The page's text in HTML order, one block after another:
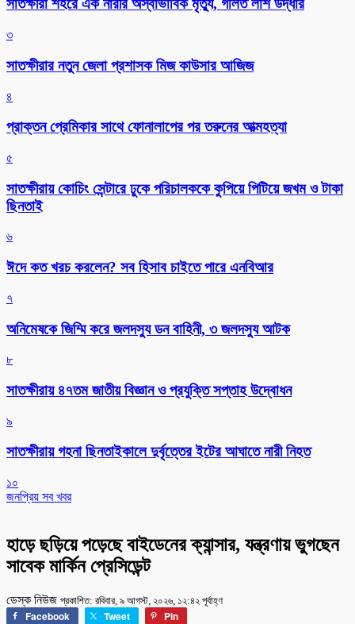
সাতক্ষীরা শহরে এক নারীর অস্বাভাবিক মৃত্যু, গলিত লাশ উদ্ধার
৩
সাতক্ষীরার নতুন জেলা প্রশাসক মিজ কাউসার আজিজ
৪
প্রাক্তন প্রেমিকার সাথে ফোনালাপের পর তরুনের আত্মহত্যা
৫
সাতক্ষীরায় কোচিং সেন্টারে ঢুকে পরিচালককে কুপিয়ে পিটিয়ে জখম ও টাকা
ছিনতাই
৬
ঈদে কত খরচ করলেন? সব হিসাব চাইতে পারে এনবিআর
৭
অনিমেষকে জিম্মি করে জলদস্যু ডন বাহিনী, ৩ জলদস্যু আটক
৮
সাতক্ষীরায় ৪৭তম জাতীয় বিজ্ঞান ও প্রযুক্তি সপ্তাহ উদ্বোধন
৯
সাতক্ষীরায় গহনা ছিনতাইকালে দুর্বৃত্তের ইটের আঘাতে নারী নিহত
১০
জনপ্রিয় সব খবর
হাড়ে ছড়িয়ে পড়েছে বাইডেনের ক্যান্সার, যন্ত্রণায় ভুগছেন
সাবেক মার্কিন প্রেসিডেন্ট
ডেস্ক নিউজ প্রকাশিত: রবিবার, ৯ আগস্ট, ২০২৬, ১২:৪২ পূর্বাহ্ণ
Facebook Tweet Pin